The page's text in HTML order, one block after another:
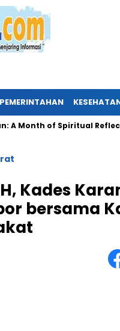
PEMERINTAHAN
of Spiritual
Kades
bersama